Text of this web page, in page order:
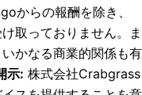
からの報酬を除き、
取っておりません。ま
かなる商業的関係も有
示: 株式会社Crabgrass